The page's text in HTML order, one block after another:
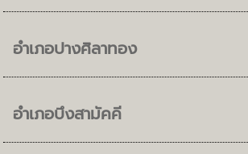
อำเภอปางศิลาทอง
อำเภอบึงสามัคคี